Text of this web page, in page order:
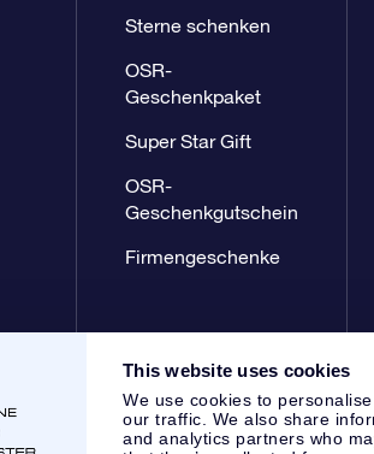
This website uses cookies
We use cookies to
our traffic. We also share
and analytics partners who
Sterne schenken
OSR-
Geschenkpaket
Super Star Gift
OSR-
Geschenkgutschein
Firmengeschenke